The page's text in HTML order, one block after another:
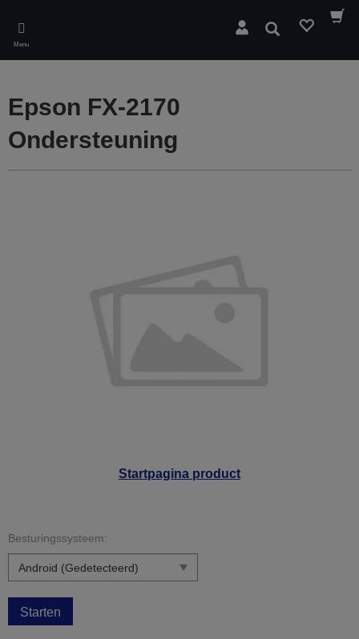
main
content
Menu
Zoeken
Startpagina product
Epson FX-2170
Ondersteuning
Besturingssysteem:
Starten